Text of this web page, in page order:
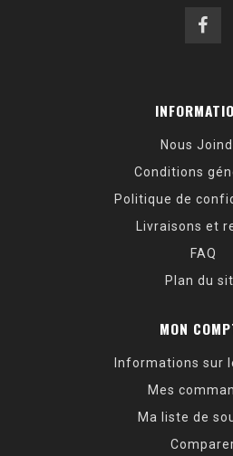
Nous
Conditions
Politique de
Livraisons et
FAQ
Plan du
MON
Informations sur
Mes
Ma liste de